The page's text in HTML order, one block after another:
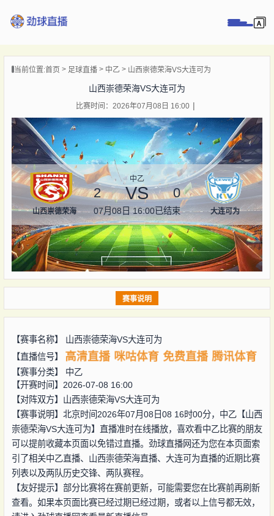
播
闻
当前位置:首页 足球直播 中乙 山西崇德荣海VS大连可为
山西崇德荣海VS大连可为
比赛时间：2026年07月08日 16:00
山西崇德荣海
中乙
2 VS 0
07月08日 16:00已结束 大连可为
赛事说明
【赛事名称】 山西崇德荣海VS大连可为
【直播信号】
高清直播 咪咕体育 免费直播 腾讯体育
【赛事分类】 中乙
【开赛时间】2026-07-08 16:00
【对阵双方】 山西崇德荣海VS大连可为
【赛事说明】北京时间2026年07月08日08 16时00分，中乙【山西
崇德荣海VS大连可为】直播准时在线播放，喜欢看中乙比赛的朋友
可以提前收藏本页面以免错过直播。劲球直播网还为您在本页面索
引了相关中乙直播、山西崇德荣海直播、大连可为直播的近期比赛
列表以及两队历史交锋、两队赛程。
【友好提示】部分比赛将在赛前更新，可能需要您在比赛前再刷新
查看。如果本页面比赛已经过期已经过期，或者以上信号都无效，